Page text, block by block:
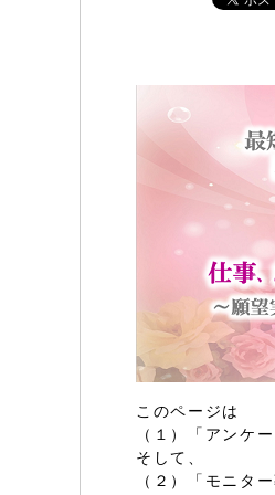
このページは
（１）「アンケ
そして、
（２）「モニタ